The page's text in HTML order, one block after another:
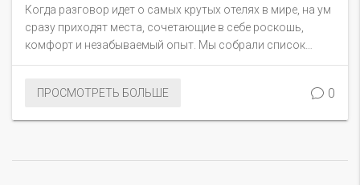
Когда разговор идет о самых крутых отелях в мире, на ум
сразу приходят места, сочетающие в себе роскошь,
комфорт и незабываемый опыт. Мы собрали список
отелей, которые впечатляют дизайном, обслуживанием и
места поражают своей архитектурой, расположением и
ПРОСМОТРЕТЬ БОЛЬШЕ 0